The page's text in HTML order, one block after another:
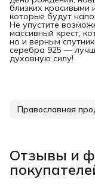
близких красивыми
которые будут
Не упустите
массивный крест,
но и верным
серебра 925 —
духовную силу!
Православная
Отзывы и